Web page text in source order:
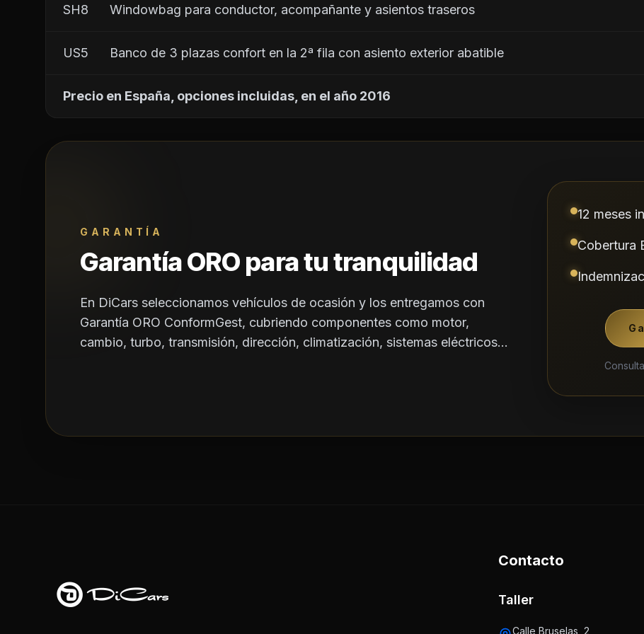
SH8      Windowbag para conductor, acompañante y asientos traseros
US5      Banco de 3 plazas confort en la 2ª fila con asiento exterior abatible
Precio en España, opciones incluidas, en el año 2016
GARANTÍA
Garantía ORO para tu tranquilidad
En DiCars seleccionamos vehículos de ocasión y los entregamos con
Garantía ORO ConformGest, cubriendo componentes como motor,
cambio, turbo, transmisión, dirección, climatización, sistemas eléctricos...
12 meses
Cobertura
Contacto
Taller
Calle Bruselas, 2